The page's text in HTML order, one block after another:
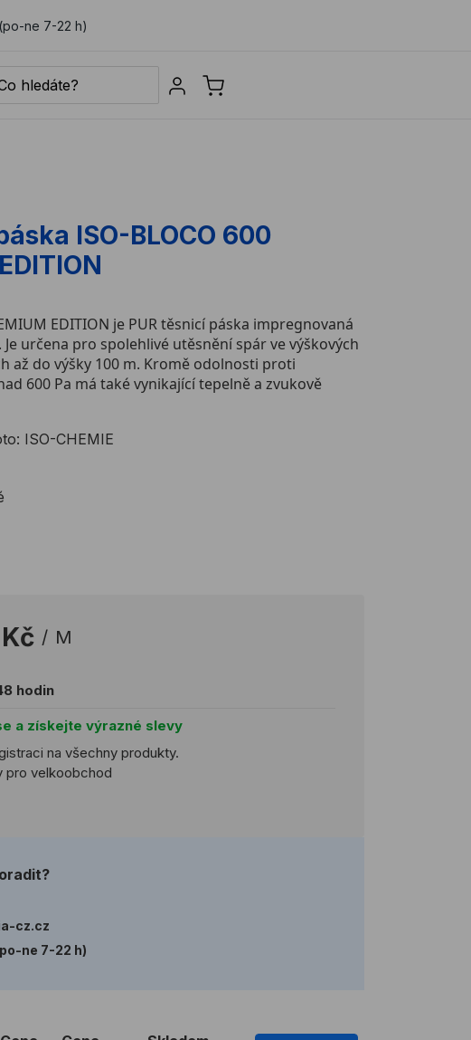
ne 7-22 h)
Sign in
ISO-BLOCO 600
EDITION je PUR těsnicí páska impregnovaná
určena pro spolehlivé utěsnění spár ve výškových
až do výšky 100 m. Kromě odolnosti proti
600 Pa má také vynikající tepelně a zvukově
ISO-CHEMIE
/ M
hodin
a získejte výrazné slevy
na všechny produkty.
pro velkoobchod
cz.cz
ne 7-22 h)